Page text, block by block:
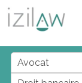
jdadi
fl